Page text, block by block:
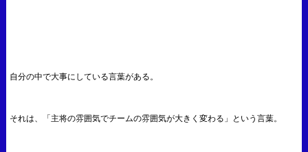
自分の中で大事にしている言葉がある。
それは、「主将の雰囲気でチームの雰囲気が大きく変わる」という言葉。